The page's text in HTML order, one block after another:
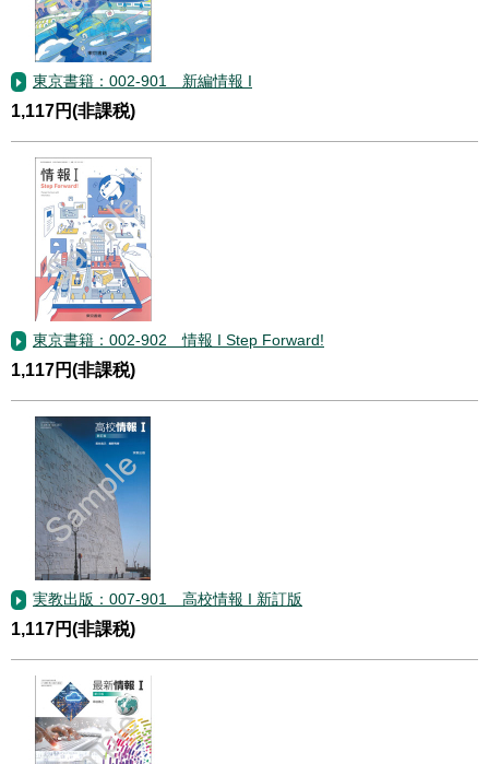
東京書籍：002-901 新編情報 I
1,117円(非課税)
東京書籍：002-902 情報 I Step Forward!
1,117円(非課税)
実教出版：007-901 高校情報 I 新訂版
1,117円(非課税)